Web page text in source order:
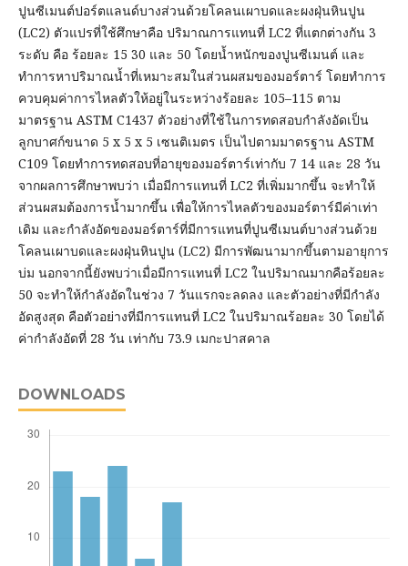
ปูนซีเมนต์ปอร์ตแลนด์บางส่วนด้วยโคลนเผาบดและผงฝุ่นหินปูน
(LC2) ตัวแปรที่ใช้ศึกษาคือ ปริมาณการแทนที่ LC2 ที่แตกต่างกัน 3
ระดับ คือ ร้อยละ 15 30 และ 50 โดยน้ำหนักของปูนซีเมนต์ และ
ทำการหาปริมาณน้ำที่เหมาะสมในส่วนผสมของมอร์ตาร์ โดยทำการ
ควบคุมค่าการไหลตัวให้อยู่ในระหว่างร้อยละ 105–115 ตาม
มาตรฐาน ASTM C1437 ตัวอย่างที่ใช้ในการทดสอบกำลังอัดเป็น
ลูกบาศก์ขนาด 5 x 5 x 5 เซนติเมตร เป็นไปตามมาตรฐาน ASTM
C109 โดยทำการทดสอบที่อายุของมอร์ตาร์เท่ากับ 7 14 และ 28 วัน
จากผลการศึกษาพบว่า เมื่อมีการแทนที่ LC2 ที่เพิ่มมากขึ้น จะทำให้
ส่วนผสมต้องการน้ำมากขึ้น เพื่อให้การไหลตัวของมอร์ตาร์มีค่าเท่า
เดิม และกำลังอัดของมอร์ตาร์ที่มีการแทนที่ปูนซีเมนต์บางส่วนด้วย
โคลนเผาบดและผงฝุ่นหินปูน (LC2) มีการพัฒนามากขึ้นตามอายุการ
บ่ม นอกจากนี้ยังพบว่าเมื่อมีการแทนที่ LC2 ในปริมาณมากคือร้อยละ
50 จะทำให้กำลังอัดในช่วง 7 วันแรกจะลดลง และตัวอย่างที่มีกำลัง
อัดสูงสุด คือตัวอย่างที่มีการแทนที่ LC2 ในปริมาณร้อยละ 30 โดยได้
ค่ากำลังอัดที่ 28 วัน เท่ากับ 73.9 เมกะปาสคาล
DOWNLOADS